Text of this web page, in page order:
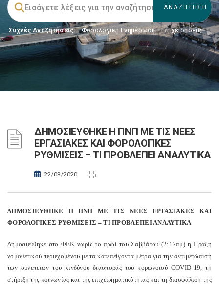
Συχνές Αναζητήσεις: Φορολογικη Ενημέρωση, Επιχειρήσεις
ΔΗΜΟΣΙΕΥΘΗΚΕ Η ΠΝΠ ΜΕ ΤΙΣ ΝΕΕΣ
ΕΡΓΑΣΙΑΚΕΣ ΚΑΙ ΦΟΡΟΛΟΓΙΚΕΣ
ΡΥΘΜΙΣΕΙΣ – ΤΙ ΠΡΟΒΛΕΠΕΙ ΑΝΑΛΥΤΙΚΑ
22/03/2020
ΔΗΜΟΣΙΕΥΘΗΚΕ Η ΠΝΠ ΜΕ ΤΙΣ ΝΕΕΣ ΕΡΓΑΣΙΑΚΕΣ ΚΑΙ
ΦΟΡΟΛΟΓΙΚΕΣ ΡΥΘΜΙΣΕΙΣ – ΤΙ ΠΡΟΒΛΕΠΕΙ ΑΝΑΛΥΤΙΚΑ
Δημοσιεύθηκε στο ΦΕΚ νωρίς το πρωί του Σαββάτου (2:17πμ) η Πράξη
νομοθετικού περιεχομένου με τα κατεπείγοντα μέτρα για την αντιμετώπιση
των συνεπειών του κινδύνου διασποράς του κορωνοϊού COVID-19, τη
στήριξη της κοινωνίας και της επιχειρηματικότητας και τη διασφάλιση της